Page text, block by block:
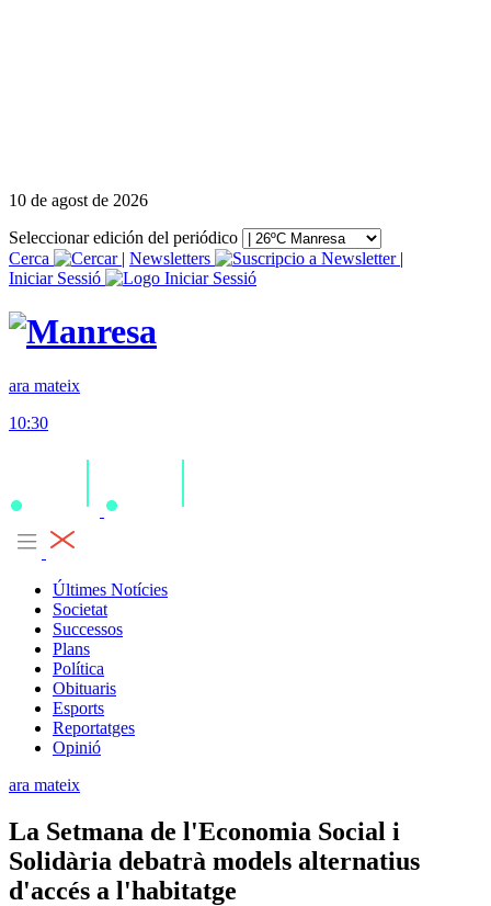
10 de agost de 2026
Seleccionar edición del periódico
Cerca
| Newsletters
|
Iniciar Sessió
ara mateix
10:30
Últimes Notícies
Societat
Successos
Plans
Política
Obituaris
Esports
Reportatges
Opinió
ara mateix
La Setmana de l'Economia Social i
Solidària debatrà models alternatius
d'accés a l'habitatge